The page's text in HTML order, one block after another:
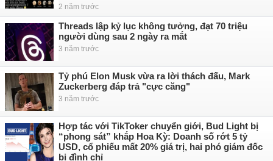
2 năm trước
Threads lập kỷ lục không tưởng, đạt 70 triệu
người dùng sau 2 ngày ra mắt
3 năm trước
Tỷ phú Elon Musk vừa ra lời thách đấu, Mark
Zuckerberg đáp trả "cực căng"
3 năm trước
Hợp tác với TikToker chuyển giới, Bud Light bị
“phong sát” khắp Hoa Kỳ: Doanh số rớt 5 tỷ
USD, cổ phiếu mất 20% giá trị, hai phó giám đốc
bị đình chỉ